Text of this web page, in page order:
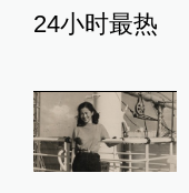
24小时最热